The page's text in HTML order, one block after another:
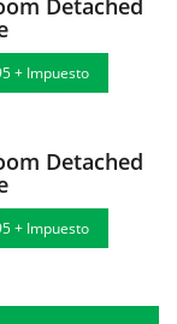
+ Impuesto
Detached
+ Impuesto